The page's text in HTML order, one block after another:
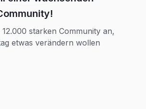
starken Community an,
etwas verändern wollen